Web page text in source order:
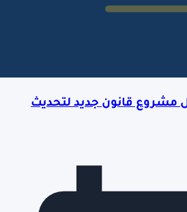
قانون جديد لتحديث